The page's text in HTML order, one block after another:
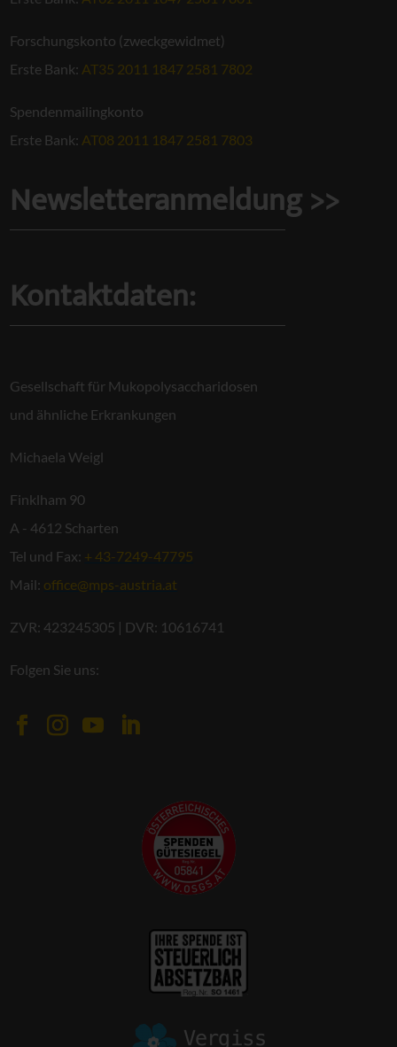
Forschungskonto (zweckgewidmet)
Erste Bank: AT35 2011 1847 2581 7802
Spendenmailingkonto
Erste Bank: AT08 2011 1847 2581 7803
Newsletteranmeldung >>
Kontaktdaten:
Gesellschaft für Mukopolysaccharidosen
und ähnliche Erkrankungen
Michaela Weigl
Finklham 90
A - 4612 Scharten
Tel und Fax: + 43-7249-47795
Mail: office@mps-austria.at
ZVR: 423245305 | DVR: 10616741
Folgen Sie uns: